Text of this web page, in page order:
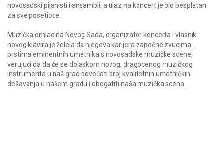
novosadski pijanisti i ansambli, a ulaz na koncert je bio besplatan
za sve posetioce.
Muzička omladina Novog Sada, organizator koncerta i vlasnik
novog klavira je želela da njegova karijera započne zvucima…
prstima eminentnih umetnika s novosadske muzičke scene,
verujući da da će se dolaskom novog, dragocenog muzičkog
instrumenta u naš grad povećati broj kvalitetnih umetničkih
dešavanja u našem gradu i obogatiti naša muzička scena.